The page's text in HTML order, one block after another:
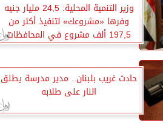
وزير التنمية المحلية: 24,5 مليار جنيه
وفرها «مشروعك» لتنفيذ أكثر من
197,5 ألف مشروع في المحافظات
حادث غريب بلبنان.. مدير مدرسة يطلق
النار على طلابه